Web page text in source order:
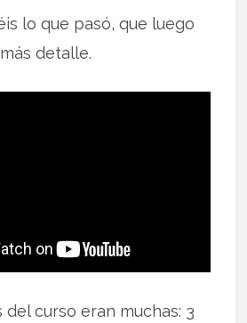
lo que pasó, que luego
detalle.
del curso eran muchas: 3